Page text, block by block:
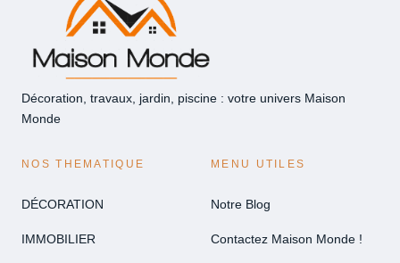
Décoration, travaux, jardin, piscine : votre univers Maison
Monde
NOS THEMATIQUE
DÉCORATION
IMMOBILIER
MENU UTILES
Notre Blog
Contactez Maison Monde !